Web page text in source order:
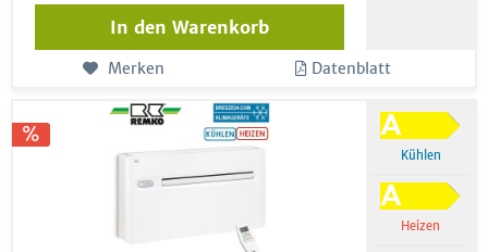
In den Warenkorb
Merken Datenblatt
Kühlen
Heizen